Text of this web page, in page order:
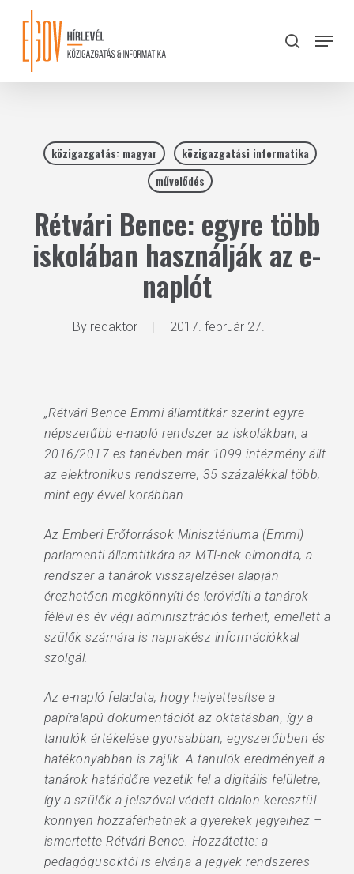
content
search
Menu
közigazgatás: magyar
közigazgatási informatika
művelődés
Rétvári Bence: egyre több
iskolában használják az e-
naplót
By redaktor 2017. február 27.
„Rétvári Bence Emmi-államtitkár szerint egyre
népszerűbb e-napló rendszer az iskolákban, a
2016/2017-es tanévben már 1099 intézmény állt
az elektronikus rendszerre, 35 százalékkal több,
mint egy évvel korábban.
Az Emberi Erőforrások Minisztériuma (Emmi)
parlamenti államtitkára az MTI-nek elmondta, a
rendszer a tanárok visszajelzései alapján
érezhetően megkönnyíti és lerövidíti a tanárok
félévi és év végi adminisztrációs terheit, emellett a
szülők számára is naprakész információkkal
szolgál.
Az e-napló feladata, hogy helyettesítse a
papíralapú dokumentációt az oktatásban, így a
tanulók értékelése gyorsabban, egyszerűbben és
hatékonyabban is zajlik. A tanulók eredményeit a
tanárok határidőre vezetik fel a digitális felületre,
így a szülők a jelszóval védett oldalon keresztül
könnyen hozzáférhetnek a gyerekek jegyeihez –
ismertette Rétvári Bence. Hozzátette: a
pedagógusoktól is elvárja a jegyek rendszeres
Close